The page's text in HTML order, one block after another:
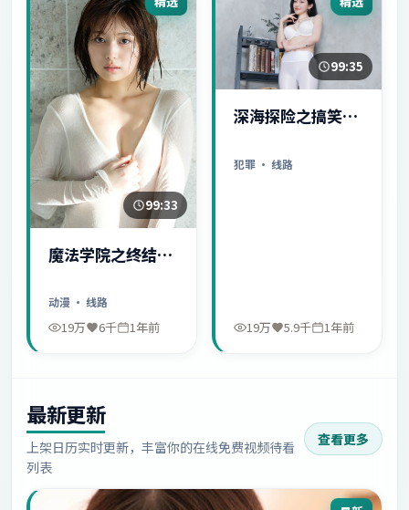
99:33
魔法学院之终结序
动漫 · 线路
19万 6千 1年前
99:35
深海探险之搞笑日
犯罪 · 线路
19万 5.9千 1年前
最新更新
上架日历实时更新，丰富你的在线免费视频待看
列表
查看更多